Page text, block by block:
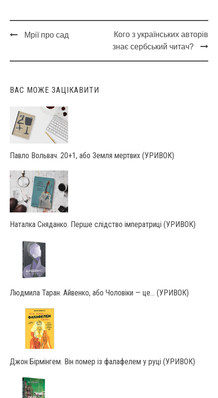
navigation
Мрії про сад
Кого з українських авторів
знає сербський читач?
ВАС МОЖЕ ЗАЦІКАВИТИ
Павло Вольвач. 20+1, або Земля мертвих (УРИВОК)
Наталка Сняданко. Перше слідство імператриці (УРИВОК)
Людмила Таран. Айвенко, або Чоловіки — це… (УРИВОК)
Джон Бірмінгем. Він помер із фалафелем у руці (УРИВОК)